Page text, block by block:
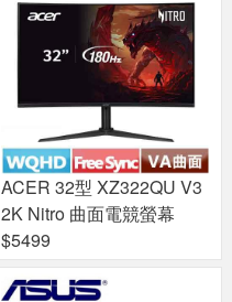
ACER 32型 XZ322QU V3
2K Nitro 曲面電競螢幕
$5499